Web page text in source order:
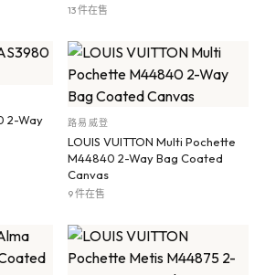
13 件在售
2-Way
路易威登
LOUIS VUITTON Multi Pochette
M44840 2-Way Bag Coated
Canvas
9 件在售